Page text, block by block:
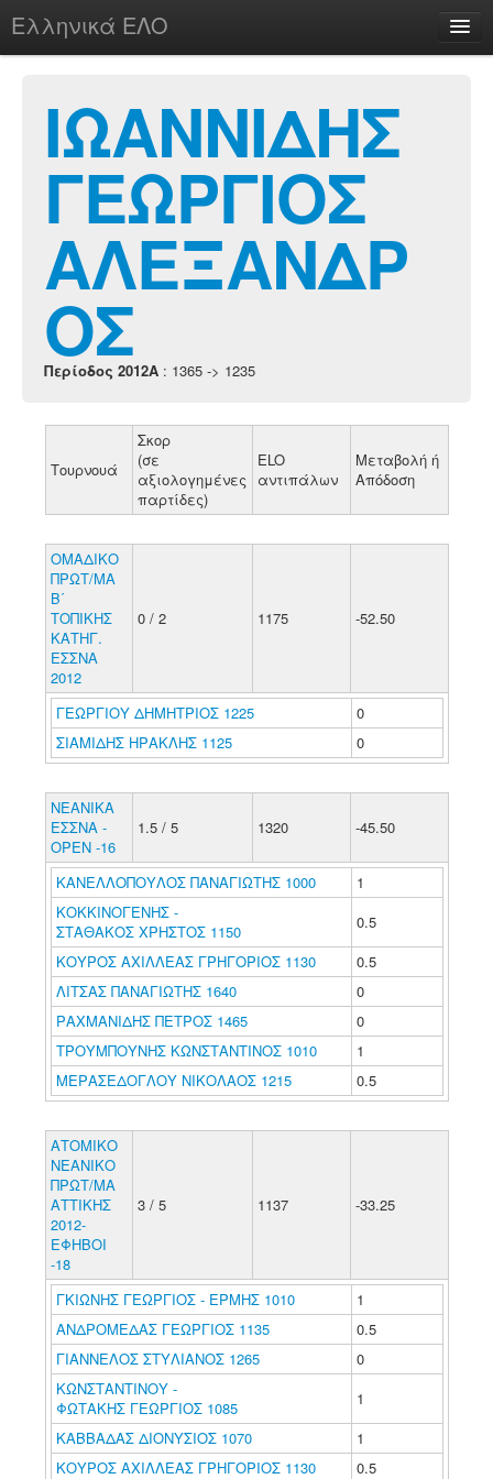
Ελληνικά ΕΛΟ
chesstu.be @ discord
Login
ΙΩΑΝΝΙΔΗΣ
ΓΕΩΡΓΙΟΣ
ΑΛΕΞΑΝΔΡ
ΟΣ
Περίοδος 2012A : 1365 -> 1235
Τουρνουά
Σκορ
(σε
αξιολογημένες
παρτίδες)
ELO
αντιπάλων
Μεταβολή ή
Απόδοση
ΟΜΑΔΙΚΟ
ΠΡΩΤ/ΜΑ
Β΄
ΤΟΠΙΚΗΣ
ΚΑΤΗΓ.
ΕΣΣΝΑ
2012
0 / 2 1175 -52.50
ΓΕΩΡΓΙΟΥ ΔΗΜΗΤΡΙΟΣ 1225
0
ΣΙΑΜΙΔΗΣ ΗΡΑΚΛΗΣ 1125
0
ΝΕΑΝΙΚΑ
ΕΣΣΝΑ -
ΟΡΕΝ -16
1.5 / 5 1320 -45.50
ΚΑΝΕΛΛΟΠΟΥΛΟΣ ΠΑΝΑΓΙΩΤΗΣ 1000
1
ΚΟΚΚΙΝΟΓΕΝΗΣ -
ΣΤΑΘΑΚΟΣ ΧΡΗΣΤΟΣ 1150
0.5
ΚΟΥΡΟΣ ΑΧΙΛΛΕΑΣ ΓΡΗΓΟΡΙΟΣ 1130
0.5
ΛΙΤΣΑΣ ΠΑΝΑΓΙΩΤΗΣ 1640
0
ΡΑΧΜΑΝΙΔΗΣ ΠΕΤΡΟΣ 1465
0
ΤΡΟΥΜΠΟΥΝΗΣ ΚΩΝΣΤΑΝΤΙΝΟΣ 1010
1
ΜΕΡΑΣΕΔΟΓΛΟΥ ΝΙΚΟΛΑΟΣ 1215
0.5
ΑΤΟΜΙΚΟ
ΝΕΑΝΙΚΟ
ΠΡΩΤ/ΜΑ
ΑΤΤΙΚΗΣ
2012-
ΕΦΗΒΟΙ
-18
3 / 5 1137 -33.25
ΓΚΙΩΝΗΣ ΓΕΩΡΓΙΟΣ - ΕΡΜΗΣ 1010
1
ΑΝΔΡΟΜΕΔΑΣ ΓΕΩΡΓΙΟΣ 1135
0.5
ΓΙΑΝΝΕΛΟΣ ΣΤΥΛΙΑΝΟΣ 1265
0
ΚΩΝΣΤΑΝΤΙΝΟΥ -
ΦΩΤΑΚΗΣ ΓΕΩΡΓΙΟΣ 1085
1
ΚΑΒΒΑΔΑΣ ΔΙΟΝΥΣΙΟΣ 1070
1
ΚΟΥΡΟΣ ΑΧΙΛΛΕΑΣ ΓΡΗΓΟΡΙΟΣ 1130
0.5